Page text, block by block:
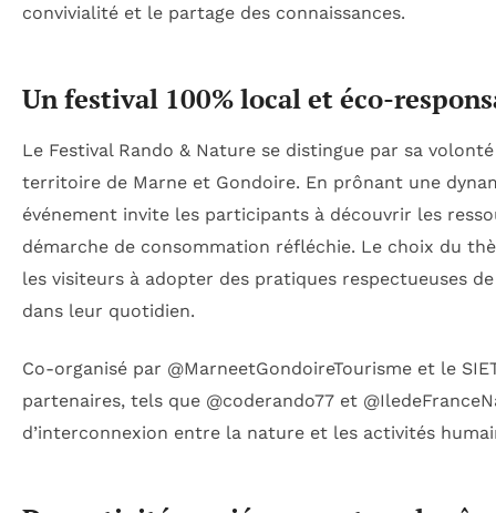
convivialité et le partage des connaissances.
Un festival 100% local et éco-
Le Festival Rando & Nature se distingue par sa
territoire de Marne et Gondoire. En prônant une
événement invite les participants à découvrir les
démarche de consommation réfléchie. Le choix du
les visiteurs à adopter des pratiques respectueuses
dans leur quotidien.
Co-organisé par @MarneetGondoireTourisme et le
partenaires, tels que @coderando77 et
d’interconnexion entre la nature et les activités